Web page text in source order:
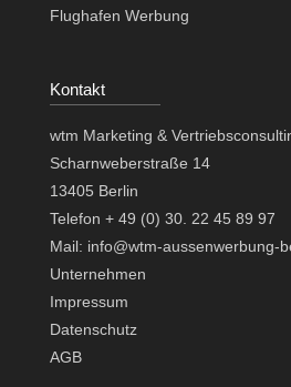
Flughafen Werbung
Kontakt
wtm Marketing &
Scharnweberstraße 14
13405 Berlin
Telefon + 49 (0) 30. 22 45 89 97
Mail: info@wtm-aussenwerbung-
Unternehmen
Impressum
Datenschutz
AGB